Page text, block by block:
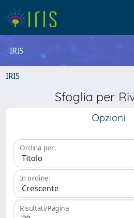
IRIS
IRIS
Sfoglia per
Opzioni
Ordina per:
In ordine:
Risultati/Pagina